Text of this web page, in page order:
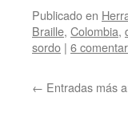
Publicado en
Braille, Colombia,
sordo | 6
← Entradas más